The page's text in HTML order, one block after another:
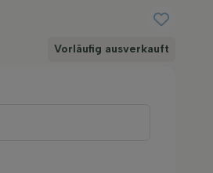
Vorläufig ausverkauft